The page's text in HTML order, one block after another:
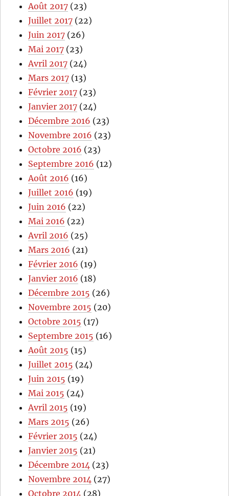
Août 2017 (23)
Juillet 2017 (22)
Juin 2017 (26)
Mai 2017 (23)
Avril 2017 (24)
Mars 2017 (13)
Février 2017 (23)
Janvier 2017 (24)
Décembre 2016 (23)
Novembre 2016 (23)
Octobre 2016 (23)
Septembre 2016 (12)
Août 2016 (16)
Juillet 2016 (19)
Juin 2016 (22)
Mai 2016 (22)
Avril 2016 (25)
Mars 2016 (21)
Février 2016 (19)
Janvier 2016 (18)
Décembre 2015 (26)
Novembre 2015 (20)
Octobre 2015 (17)
Septembre 2015 (16)
Août 2015 (15)
Juillet 2015 (24)
Juin 2015 (19)
Mai 2015 (24)
Avril 2015 (19)
Mars 2015 (26)
Février 2015 (24)
Janvier 2015 (21)
Décembre 2014 (23)
Novembre 2014 (27)
Octobre 2014 (28)